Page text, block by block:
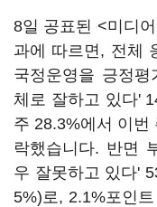
8일 공표된 <미디
과에 따르면, 전체
국정운영을 긍정
체로 잘하고 있다'
주 28.3%에서 이번
락했습니다. 반면
우 잘못하고 있다'
5%)로, 2.1%포인